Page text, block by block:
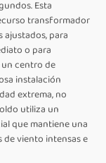
Esta
transformador
para
o para
centro de
instalación
extrema, no
utiliza un
que mantiene una
viento intensas e